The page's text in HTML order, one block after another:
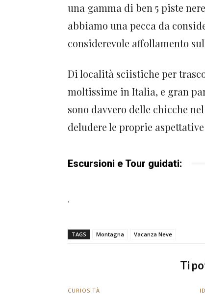
una gamma di ben 5 piste
abbiamo una pecca da
considerevole affollamento
Di località sciistiche per
moltissime in Italia, e gran
sono davvero delle chicche
deludere le proprie
Escursioni e Tour guidati:
.
TAGS Montagna Vacanza Neve
Ti
CURIOSITÀ